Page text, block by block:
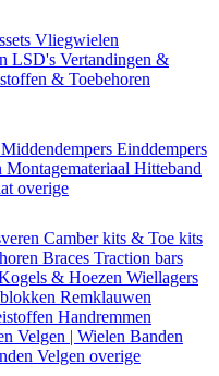
Vliegwielen
LSD's Vertandingen &
& Toebehoren
Middendempers Einddempers
Montagemateriaal Hitteband
overige
Camber kits & Toe kits
Braces Traction bars
& Hoezen Wiellagers
Remklauwen
Handremmen
Velgen | Wielen Banden
Velgen overige